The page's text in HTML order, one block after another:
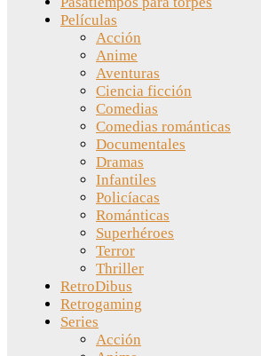
Películas
Acción
Anime
Aventuras
Ciencia ficción
Comedias
Comedias románticas
Documentales
Dramas
Infantiles
Policíacas
Románticas
Superhéroes
Terror
Thriller
RetroDibus
Retrogaming
Series
Acción